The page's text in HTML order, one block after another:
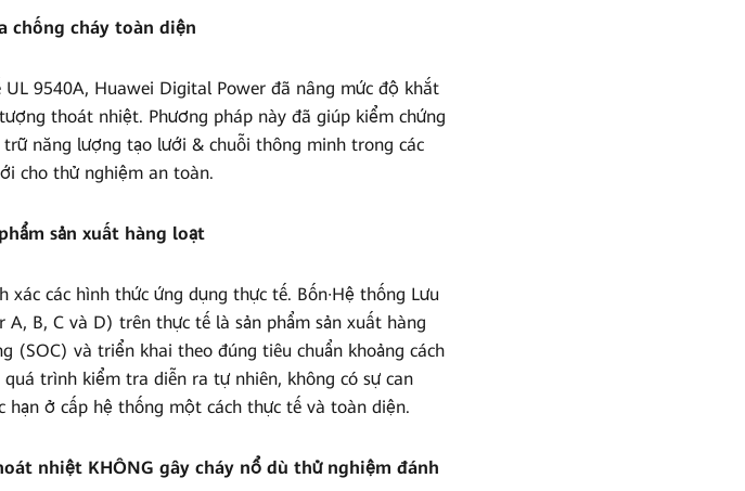
chống cháy toàn diện
9540A, Huawei Digital Power đã nâng mức độ khắt
thoát nhiệt. Phương pháp này đã giúp kiểm chứng
năng lượng tạo lưới & chuỗi thông minh trong các
cho thử nghiệm an toàn.
sản xuất hàng loạt
các hình thức ứng dụng thực tế. Bốn·Hệ thống Lưu
B, C và D) trên thực tế là sản phẩm sản xuất hàng
(SOC) và triển khai theo đúng tiêu chuẩn khoảng cách
trình kiểm tra diễn ra tự nhiên, không có sự can
ở cấp hệ thống một cách thực tế và toàn diện.
nhiệt KHÔNG gây cháy nổ dù thử nghiệm đánh